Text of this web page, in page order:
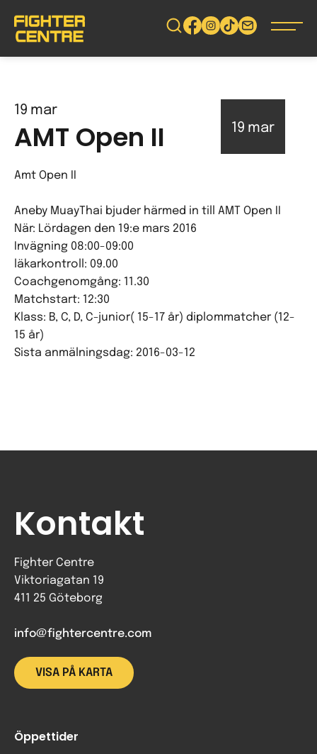
vidare
19 mar
19 mar
AMT Open II
Amt Open II
Aneby MuayThai bjuder härmed in till AMT Open II
När: Lördagen den 19:e mars 2016
Invägning 08:00-09:00
läkarkontroll: 09.00
Coachgenomgång: 11.30
Matchstart: 12:30
Klass: B, C, D, C-junior( 15-17 år) diplommatcher (12-
15 år)
Sista anmälningsdag: 2016-03-12
Kontakt
Fighter Centre
Viktoriagatan 19
411 25 Göteborg
info@fightercentre.com
VISA PÅ KARTA
Öppettider